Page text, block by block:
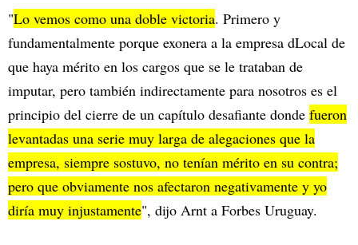
"Lo vemos como una doble victoria. Primero y
fundamentalmente porque exonera a la empresa dLocal de
que haya mérito en los cargos que se le trataban de
imputar, pero también indirectamente para nosotros es el
principio del cierre de un capítulo desafiante donde fueron
levantadas una serie muy larga de alegaciones que la
empresa, siempre sostuvo, no tenían mérito en su contra;
pero que obviamente nos afectaron negativamente y yo
diría muy injustamente", dijo Arnt a Forbes Uruguay.